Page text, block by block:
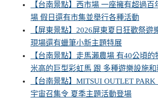
【台南景點】西市場 一座擁有超過
場 假日還有市集並舉行各種活動
【屏東景點】2026屏東夏日狂歡祭遊
現場還有蠟筆小新主題特展
【台南景點】走馬瀨農場 有40公頃
米高的巨型彩虹馬 跟 多種遊樂設施和
【台南景點】MITSUI OUTLET
宇宙召集令 夏季主題活動登場